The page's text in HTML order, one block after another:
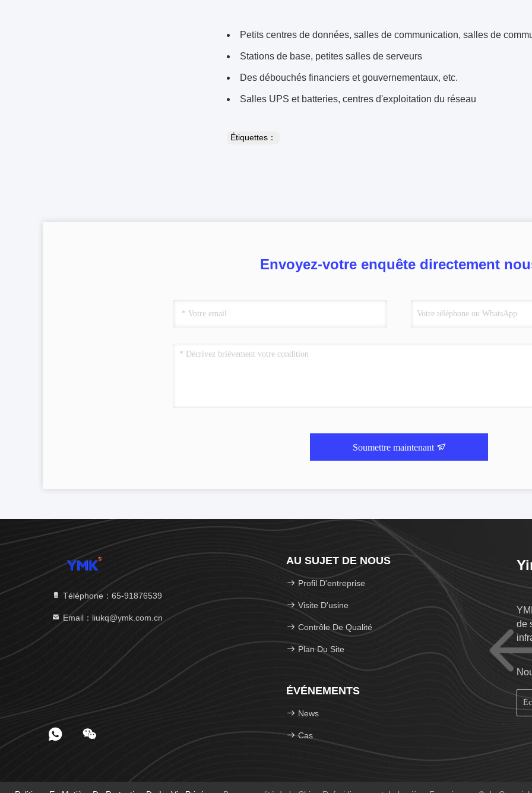
Petits centres de données, salles de communication, salles de
Stations de base, petites salles de serveurs
Des débouchés financiers et gouvernementaux, etc.
Salles UPS et batteries, centres d'exploitation du réseau
Étiquettes：
Envoyez-votre enquête directement
Soumettre maintenant
Téléphone：65-91876539
Email：liukq@ymk.com.cn
AU SUJET DE NOUS
Profil D'entreprise
Visite D'usine
Contrôle De Qualité
Plan Du Site
ÉVÉNEMENTS
News
Cas
de